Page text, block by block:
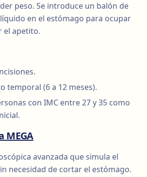
peso. Se introduce un balón de
en el estómago para ocupar
el apetito.
temporal (6 a 12 meses).
con IMC entre 27 y 35 como
MEGA
avanzada que simula el
necesidad de cortar el estómago.